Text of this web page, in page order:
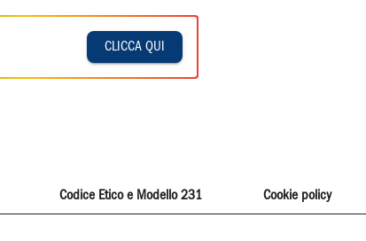
CLICCA QUI
Codice Etico e Modello 231 Cookie policy